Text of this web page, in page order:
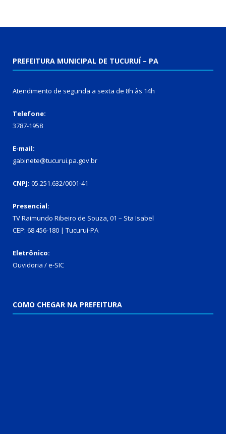
PREFEITURA MUNICIPAL DE TUCURUÍ – PA
Atendimento de segunda a sexta de 8h às 14h
Telefone:
3787-1958
E-mail:
gabinete@tucurui.pa.gov.br
CNPJ: 05.251.632/0001-41
Presencial:
TV Raimundo Ribeiro de Souza, 01 – Sta Isabel
CEP: 68.456-180 | Tucuruí-PA
Eletrônico:
Ouvidoria /e-SIC
COMO CHEGAR NA PREFEITURA